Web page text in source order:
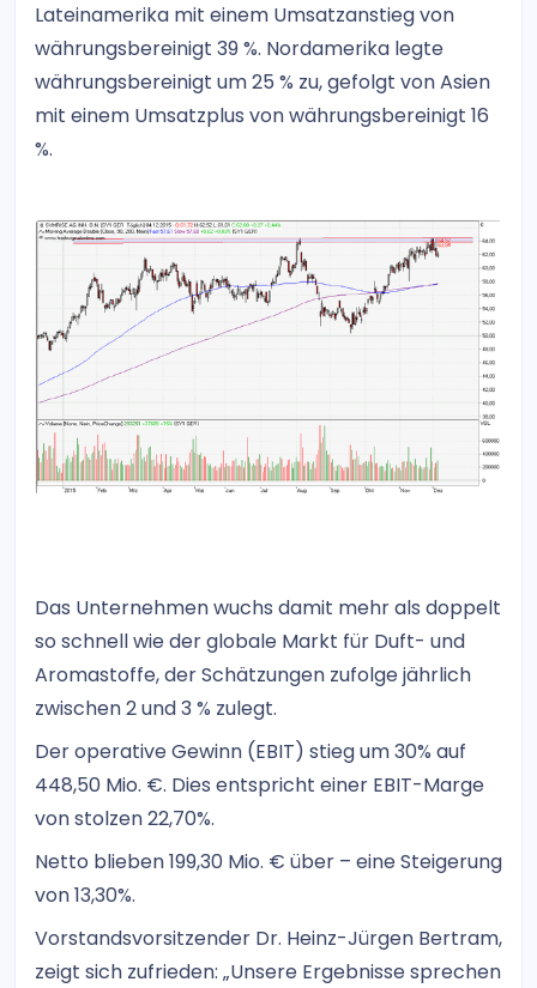
Lateinamerika mit einem Umsatzanstieg von
währungsbereinigt 39 %. Nordamerika legte
währungsbereinigt um 25 % zu, gefolgt von Asien
mit einem Umsatzplus von währungsbereinigt 16
%.
Das Unternehmen wuchs damit mehr als doppelt
so schnell wie der globale Markt für Duft- und
Aromastoffe, der Schätzungen zufolge jährlich
zwischen 2 und 3 % zulegt.
Der operative Gewinn (EBIT) stieg um 30% auf
448,50 Mio. €. Dies entspricht einer EBIT-Marge
von stolzen 22,70%.
Netto blieben 199,30 Mio. € über – eine Steigerung
von 13,30%.
Vorstandsvorsitzender Dr. Heinz-Jürgen Bertram,
zeigt sich zufrieden: „Unsere Ergebnisse sprechen